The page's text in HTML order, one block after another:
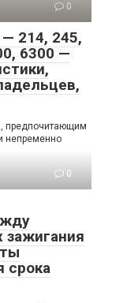
0
214, 245,
6300 —
предпочитающим
непременно
0
зажигания
срока